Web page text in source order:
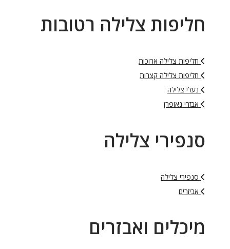
חליפות צלילה רטובות
חליפות צלילה ארוכות
חליפות צלילה קצרות
נעלי צלילה
אבזרי נאופרן
סנפירי צלילה
סנפירי צלילה
אביזרים
מיכלים ואבזרים